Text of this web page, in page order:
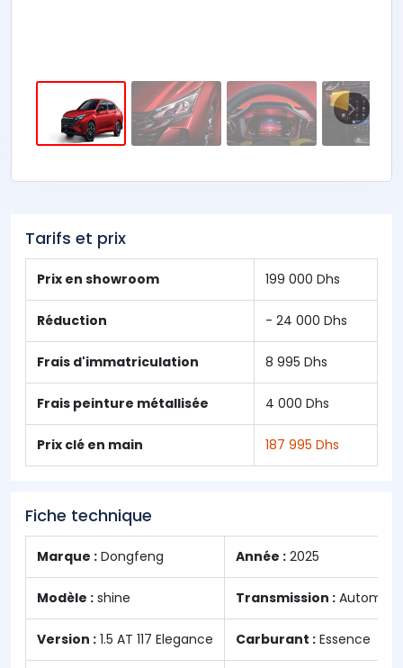
Tarifs et prix
Prix en showroom 199 000 Dhs
Réduction - 24 000 Dhs
Frais d'immatriculation 8 995 Dhs
Frais peinture métallisée 4 000 Dhs
Prix clé en main 187 995 Dhs
Fiche technique
Marque : Dongfeng Année : 2025
Modèle : shine Transmission :
Version : 1.5 AT 117 Elegance Carburant : Essence